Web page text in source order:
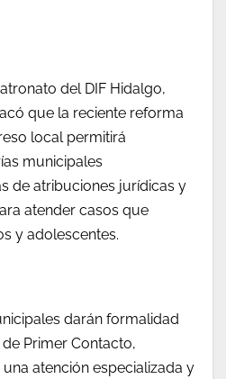
del DIF Hidalgo,
que la reciente reforma
local permitirá
municipales
de atribuciones jurídicas y
atender casos que
y adolescentes.
darán formalidad
Primer Contacto,
atención especializada y